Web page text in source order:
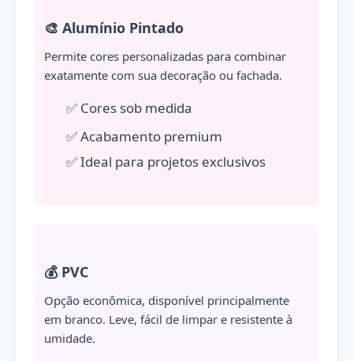
🎨 Alumínio Pintado
Permite cores personalizadas para combinar
exatamente com sua decoração ou fachada.
✅ Cores sob medida
✅ Acabamento premium
✅ Ideal para projetos exclusivos
💰 PVC
Opção econômica, disponível principalmente
em branco. Leve, fácil de limpar e resistente à
umidade.